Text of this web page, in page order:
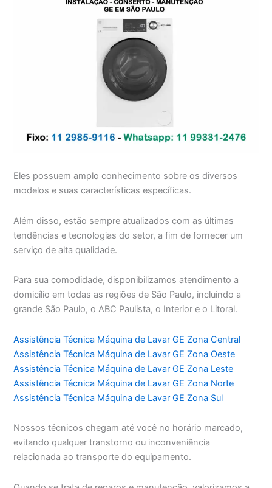
Eles possuem amplo conhecimento sobre os diversos
modelos e suas características específicas.
Além disso, estão sempre atualizados com as últimas
tendências e tecnologias do setor, a fim de fornecer um
serviço de alta qualidade.
Para sua comodidade, disponibilizamos atendimento a
domicílio em todas as regiões de São Paulo, incluindo a
grande São Paulo, o ABC Paulista, o Interior e o Litoral.
Assistência Técnica Máquina de Lavar GE Zona Central
Assistência Técnica Máquina de Lavar GE Zona Oeste
Assistência Técnica Máquina de Lavar GE Zona Leste
Assistência Técnica Máquina de Lavar GE Zona Norte
Assistência Técnica Máquina de Lavar GE Zona Sul
Nossos técnicos chegam até você no horário marcado,
evitando qualquer transtorno ou inconveniência
relacionada ao transporte do equipamento.